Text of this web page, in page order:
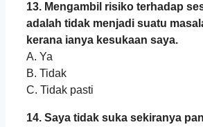
13. Mengambil risiko terhadap
adalah tidak menjadi suatu
kerana ianya kesukaan saya.
A. Ya
B. Tidak
C. Tidak pasti
14. Saya tidak suka sekiranya